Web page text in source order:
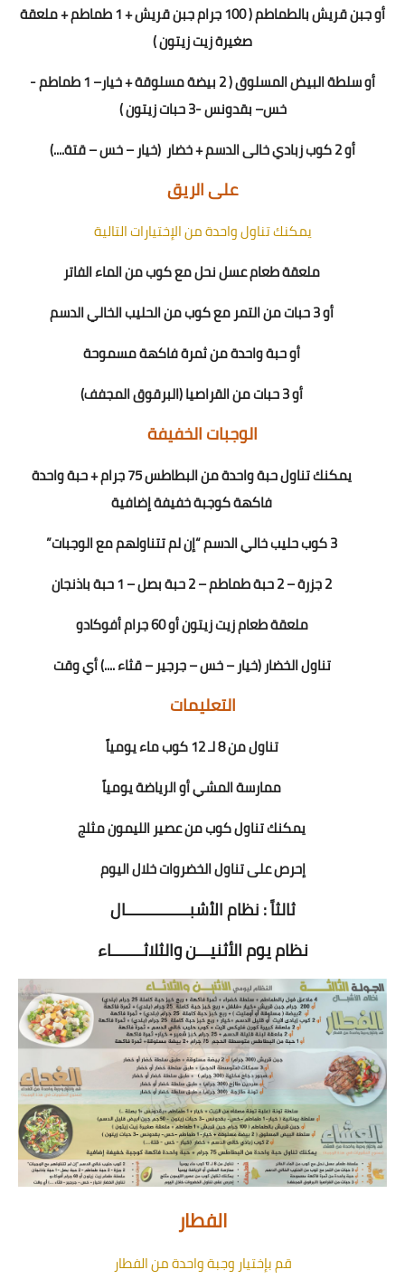
أو جبن قريش بالطماطم ( 100
جرام جبن قريش + 1 طماطم + ملعقة
صغيرة زيت زيتون )
أو سلطة البيض المسلوق ( 2 بيضة مسلوقة + خيار
–1 طماطم
-
خس– بقدونس -3حبات زيتون)
أو 2 كوب زبادي خالى الدسم
+خضار (خيار – خس – قتة....
)
على الريق
يمكنك تناول واحدة من الإختيارات التالية
ملعقة طعام عسل نحل مع كوب من الماء الفاتر
أو 3 حبات من التمر مع كوب من الحليب الخالي الدسم
أو حبة واحدة من ثمرة فاكهة مسموحة
أو 3 حبات من القراصيا (البرقوق المجفف)
الوجبات الخفيفة
يمكنك تناول حبة واحدة من البطاطس 75 جرام + حبة واحدة
فاكهة كوجبة خفيفة إضافية
3 كوب حليب خالي الدسم “إن لم تتناولهم مع الوجبات”
2 جزرة – 2 حبة طماطم – 2 حبة بصل – 1 حبة باذنجان
ملعقة طعام زيت زيتون أو 60 جرام أفوكادو
تناول الخضار (خيار – خس – جرجير – قثاء ....) أي وقت
التعليمات
تناول من 8 لـ 12 كوب ماء يومياً
ممارسة المشي أو الرياضة يومياً
يمكنك تناول كوب من عصير الليمون مثلج
إحرص على تناول الخضروات خلال اليوم
ثالثاً : نظام الأشبــــــــــــــال
نظام يوم الأثنيـــن والثلاثـــــــاء
الفطار
قم بإختيار وجبة واحدة من الفطار